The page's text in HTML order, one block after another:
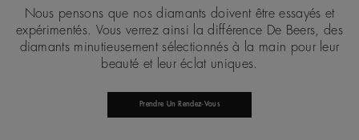
Nous pensons que nos diamants doivent être essayés et
expérimentés. Vous verrez ainsi la différence De Beers, des
diamants minutieusement sélectionnés à la main pour leur
beauté et leur éclat uniques.
Prendre Un Rendez-Vous